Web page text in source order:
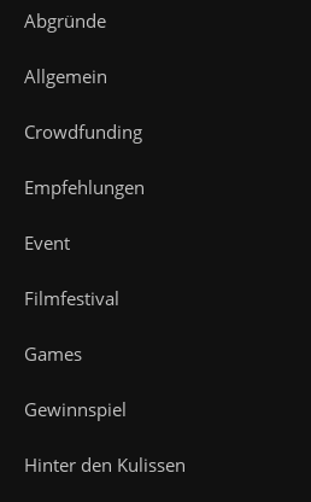
Abgründe
Allgemein
Crowdfunding
Empfehlungen
Event
Filmfestival
Games
Gewinnspiel
Hinter den Kulissen